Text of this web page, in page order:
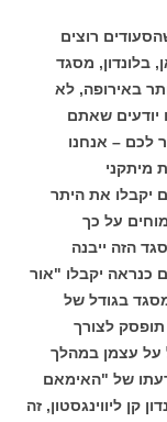
רוצים
בלונדון, מסגד
באירופה, לא
יודעים שאתם
לכם – אנחנו
מיתקני
בלונדון 2012, אם הם יקבלו את היתר
על כך
הזה ייבנה
כנראה יקבלו "אור
בגודל של
תופסק לצורך
על עצמן במהלך
של "האימאם
קן ליווינגסטון, זה